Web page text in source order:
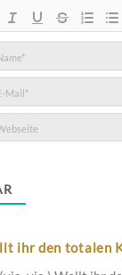
ihr den totalen